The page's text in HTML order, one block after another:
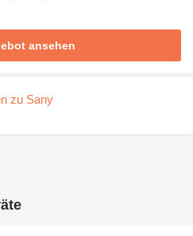
ansehen
zu Sany